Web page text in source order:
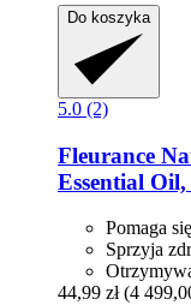
Do koszyka
5.0 (2)
Fleurance
Essential
Pomaga
Sprzyja
44,99 zł (4